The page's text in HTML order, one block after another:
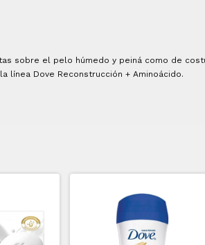
sobre el pelo húmedo y peiná como de
Dove Reconstrucción + Aminoácido.